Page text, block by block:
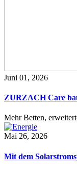
Juni 01, 2026
ZURZACH Care
Mehr Betten,
Mai 26, 2026
Mit dem